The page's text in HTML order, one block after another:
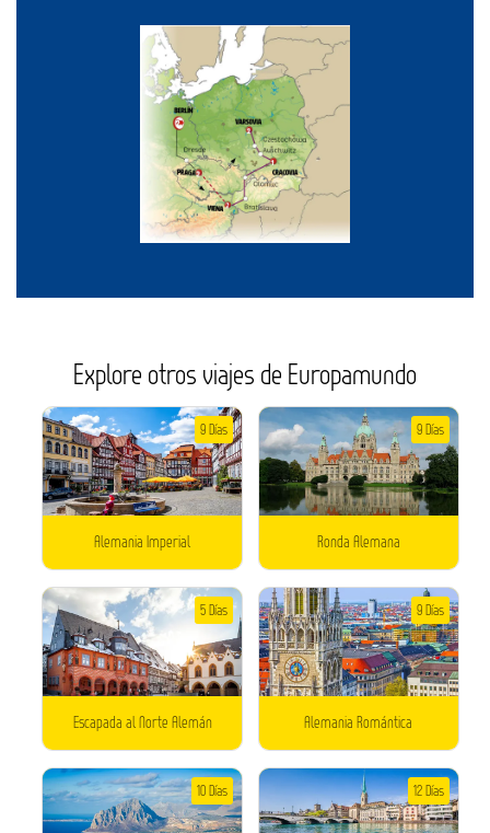
Explore otros viajes de Europamundo
Alemania Imperial
9 Días
Ronda Alemana
9 Días
Escapada al Norte Alemán
5 Días
Alemania Romántica
9 Días
10 Días 12 Días